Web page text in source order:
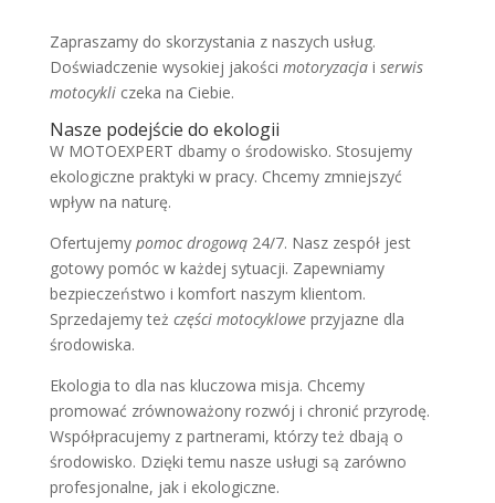
Zapraszamy do skorzystania z naszych usług.
Doświadczenie wysokiej jakości motoryzacjai serwis
motocykliczeka na Ciebie.
Nasze podejście do ekologii
W MOTOEXPERT dbamy o środowisko. Stosujemy
ekologiczne praktyki w pracy. Chcemy zmniejszyć
wpływ na naturę.
Ofertujemy pomoc drogową24/7. Nasz zespół jest
gotowy pomóc w każdej sytuacji. Zapewniamy
bezpieczeństwo i komfort naszym klientom.
Sprzedajemy też części motocykloweprzyjazne dla
środowiska.
Ekologia to dla nas kluczowa misja. Chcemy
promować zrównoważony rozwój i chronić przyrodę.
Współpracujemy z partnerami, którzy też dbają o
środowisko. Dzięki temu nasze usługi są zarówno
profesjonalne, jak i ekologiczne.